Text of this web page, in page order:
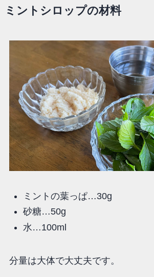
ミントシロップの材料
ミントの葉っぱ…30g
砂糖…50g
水…100ml
分量は大体で大丈夫です。